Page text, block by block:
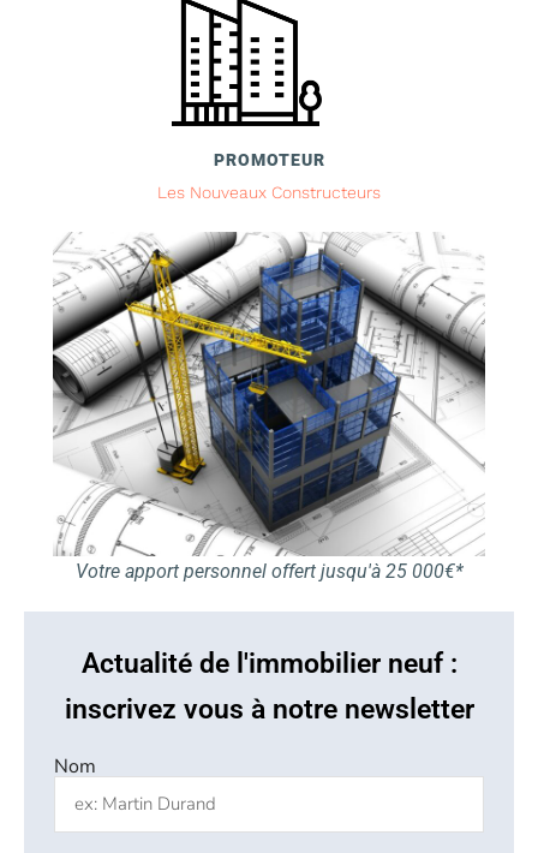
PROMOTEUR
Les Nouveaux Constructeurs
Votre apport personnel offert jusqu'à 25 000€*
Actualité de l'immobilier neuf :
inscrivez vous à notre newsletter
Nom